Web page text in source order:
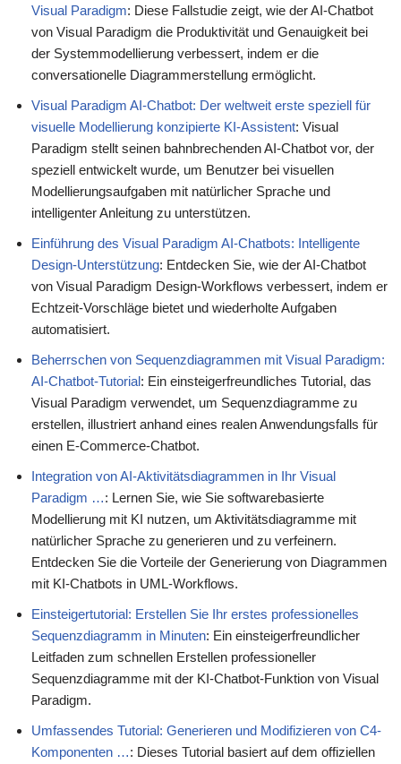
Visual Paradigm: Diese Fallstudie zeigt, wie der AI-Chatbot
von Visual Paradigm die Produktivität und Genauigkeit bei
der Systemmodellierung verbessert, indem er die
conversationelle Diagrammerstellung ermöglicht.
Visual Paradigm AI-Chatbot: Der weltweit erste speziell für
visuelle Modellierung konzipierte KI-Assistent: Visual
Paradigm stellt seinen bahnbrechenden AI-Chatbot vor, der
speziell entwickelt wurde, um Benutzer bei visuellen
Modellierungsaufgaben mit natürlicher Sprache und
intelligenter Anleitung zu unterstützen.
Einführung des Visual Paradigm AI-Chatbots: Intelligente
Design-Unterstützung: Entdecken Sie, wie der AI-Chatbot
von Visual Paradigm Design-Workflows verbessert, indem er
Echtzeit-Vorschläge bietet und wiederholte Aufgaben
automatisiert.
Beherrschen von Sequenzdiagrammen mit Visual Paradigm:
AI-Chatbot-Tutorial: Ein einsteigerfreundliches Tutorial, das
Visual Paradigm verwendet, um Sequenzdiagramme zu
erstellen, illustriert anhand eines realen Anwendungsfalls für
einen E-Commerce-Chatbot.
Integration von AI-Aktivitätsdiagrammen in Ihr Visual
Paradigm …: Lernen Sie, wie Sie softwarebasierte
Modellierung mit KI nutzen, um Aktivitätsdiagramme mit
natürlicher Sprache zu generieren und zu verfeinern.
Entdecken Sie die Vorteile der Generierung von Diagrammen
mit KI-Chatbots in UML-Workflows.
Einsteigertutorial: Erstellen Sie Ihr erstes professionelles
Sequenzdiagramm in Minuten: Ein einsteigerfreundlicher
Leitfaden zum schnellen Erstellen professioneller
Sequenzdiagramme mit der KI-Chatbot-Funktion von Visual
Paradigm.
Umfassendes Tutorial: Generieren und Modifizieren von C4-
Komponenten …: Dieses Tutorial basiert auf dem offiziellen